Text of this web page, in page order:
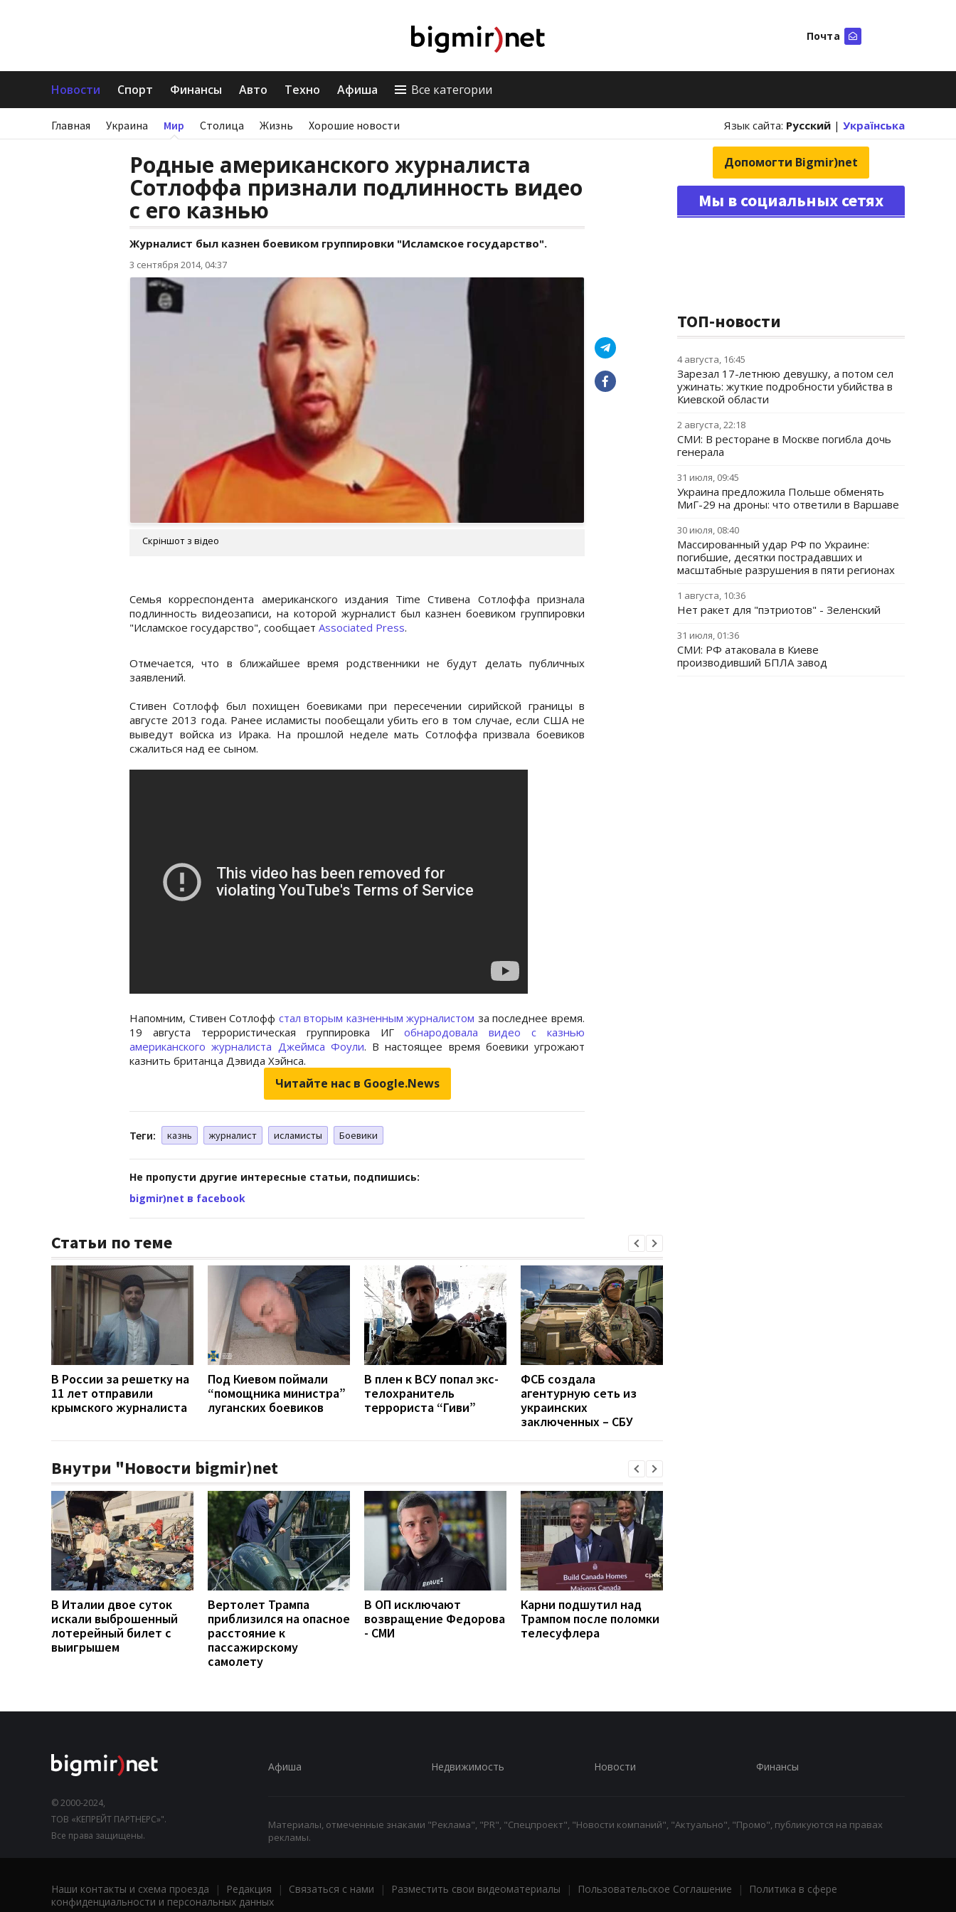
Почта
Новости Спорт Финансы Авто Техно Афиша Все категории
Главная Украина Мир Столица Жизнь Хорошие новости Язык сайта: Русский | Українська
Родные американского журналиста
Сотлоффа признали подлинность видео
с его казнью
Журналист был казнен боевиком группировки "Исламское государство".
3 сентября 2014, 04:37
Скріншот з відео
Семья корреспондента американского издания Time Стивена Сотлоффа признала
подлинность видеозаписи, на которой журналист был казнен боевиком группировки
"Исламское государство", сообщает Associated Press.
Отмечается, что в ближайшее время родственники не будут делать публичных
заявлений.
Стивен Сотлофф был похищен боевиками при пересечении сирийской границы в
августе 2013 года. Ранее исламисты пообещали убить его в том случае, если США не
выведут войска из Ирака. На прошлой неделе мать Сотлоффа призвала боевиков
сжалиться над ее сыном.
Напомним, Стивен Сотлофф стал вторым казненным журналистом за последнее время.
19 августа террористическая группировка ИГобнародовала видео с казнью
американского журналиста Джеймса Фоули. В настоящее время боевики угрожают
казнить британца Дэвида Хэйнса.
Читайте нас в Google.News
Теги: казнь журналист исламисты Боевики
Не пропусти другие интересные статьи, подпишись:
bigmir)net в facebook
Статьи по теме
В России за решетку на
11 лет отправили
крымского журналиста
Под Киевом поймали
“помощника министра”
луганских боевиков
В плен к ВСУ попал экс-
телохранитель
террориста “Гиви”
ФСБ создала
агентурную сеть из
украинских
заключенных – СБУ
Внутри "Новости bigmir)net
В Италии двое суток
искали выброшенный
лотерейный билет с
выигрышем
Вертолет Трампа
приблизился на опасное
расстояние к
пассажирскому
самолету
В ОП исключают
возвращение Федорова
- СМИ
Карни подшутил над
Трампом после поломки
телесуфлера
Допомогти Bigmir)net
Мы в социальных сетях
ТОП-новости
4 августа, 16:45
Зарезал 17-летнюю девушку, а потом сел
ужинать: жуткие подробности убийства в
Киевской области
2 августа, 22:18
СМИ: В ресторане в Москве погибла дочь
генерала
31 июля, 09:45
Украина предложила Польше обменять
МиГ-29 на дроны: что ответили в Варшаве
30 июля, 08:40
Массированный удар РФ по Украине:
погибшие, десятки пострадавших и
масштабные разрушения в пяти регионах
1 августа, 10:36
Нет ракет для "пэтриотов" - Зеленский
31 июля, 01:36
СМИ: РФ атаковала в Киеве
производивший БПЛА завод
© 2000-2024,
ТОВ «КЕПРЕЙТ ПАРТНЕРС»".
Все права защищены.
Афиша Недвижимость Новости Финансы
Материалы, отмеченные знаками "Реклама", "PR", "Спецпроект", "Новости компаний", "Актуально", "Промо", публикуются на правах
рекламы.
Наши контакты и схема проезда | Редакция | Связаться с нами | Разместить свои видеоматериалы | Пользовательское Соглашение |
Политика в сфере
конфиденциальности и персональных данных